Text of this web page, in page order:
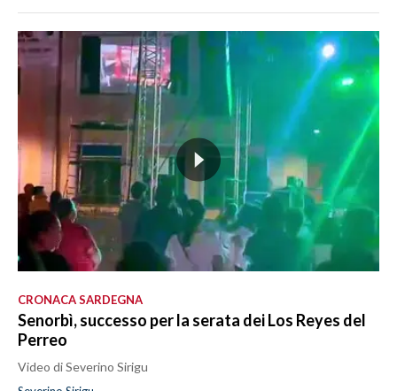
CRONACA SARDEGNA
Senorbì, successo per la serata dei Los Reyes del
Perreo
Video di Severino Sirigu